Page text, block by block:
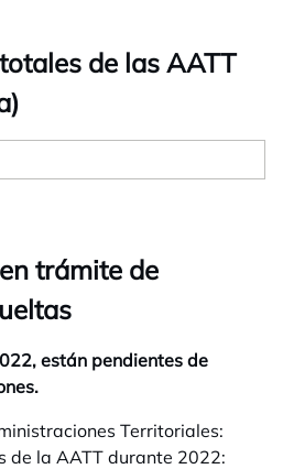
de las AATT
trámite de
están pendientes de
Territoriales:
de la AATT durante 2022: